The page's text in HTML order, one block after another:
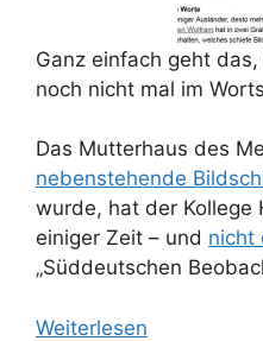
Ganz einfach geht
noch nicht mal im
Das Mutterhaus des
nebenstehende
wurde, hat der Kollege
einiger Zeit – und nicht
„Süddeutschen
Weiterlesen